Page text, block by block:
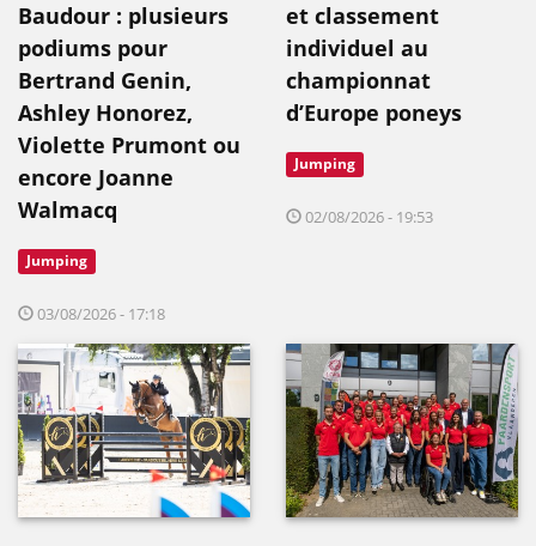
Baudour : plusieurs
podiums pour
Bertrand Genin,
Ashley Honorez,
Violette Prumont ou
encore Joanne
Walmacq
Jumping
03/08/2026 - 17:18
et classement
individuel au
championnat
d’Europe poneys
Jumping
02/08/2026 - 19:53